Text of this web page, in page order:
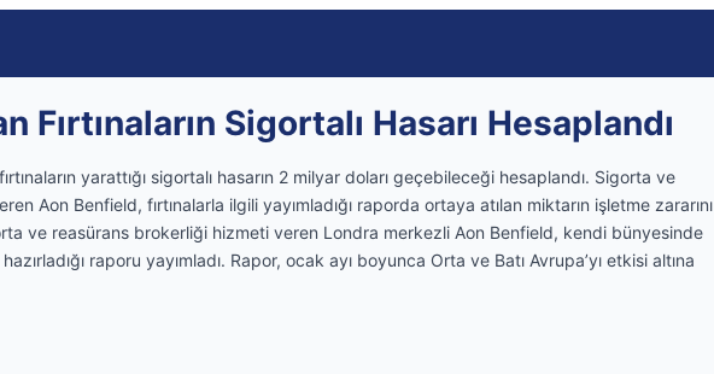
Fırtınaların Sigortalı Hasarı Hesaplandı
yarattığı sigortalı hasarın 2 milyar doları geçebileceği hesaplandı. Sigorta ve
Aon Benfield, fırtınalarla ilgili yayımladığı raporda ortaya atılan miktarın işletme zararını
ve reasürans brokerliği hizmeti veren Londra merkezli Aon Benfield, kendi bünyesinde
raporu yayımladı. Rapor, ocak ayı boyunca Orta ve Batı Avrupa’yı etkisi altına